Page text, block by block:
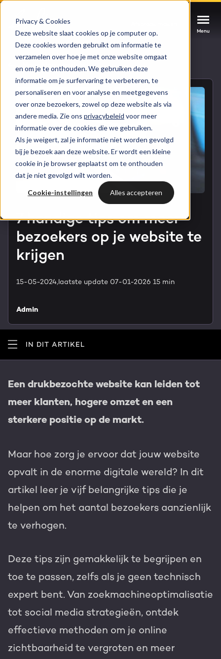
Privacy & Cookies
Deze website slaat cookies op je computer op.
Deze cookies worden gebruikt om informatie te
verzamelen over hoe je met onze website omgaat
en om je te onthouden. We gebruiken deze
informatie om je surfervaring te verbeteren, te
personaliseren en voor analyse en meetgegevens
over onze bezoekers, zowel op deze website als via
andere media. Zie ons privacybeleid voor meer
informatie over de cookies die we gebruiken.
Als je weigert, zal je informatie niet worden gevolgd
bij je bezoek aan deze website. Er wordt een kleine
cookie in je browser geplaatst om te onthouden
dat je niet gevolgd wilt worden.
Cookie-instellingen Alles accepteren
Menu
Menu
HUBSPOT SERVICES
HubSpot implementatie
HubSpot automations
HubSpot integraties
HubSpot maatwerk
Digital marketing
Content & design
AI services
HubSpot websites
Membership portals
Cases
Branches
Bright
WELKOM BIJ BRIGHT
Team
HubSpot partner
Werken bij
Inspiratie
Kennisbank
PORTAL REVIEW
Gratis portal scan
Nederlands Zoek
Menu
Could not loads results. Please refresh the
page.
Naar blogoverzicht
7 handige tips om meer
bezoekers op je website te
krijgen
15-05-2024,laatste update 07-01-2026 15 min
Admin
IN DIT ARTIKEL
Een drukbezochte website kan leiden tot
meer klanten, hogere omzet en een
sterkere positie op de markt.
Maar hoe zorg je ervoor dat jouw website
opvalt in de enorme digitale wereld? In dit
artikel leer je vijf belangrijke tips die je
helpen om het aantal bezoekers aanzienlijk
te verhogen.
Deze tips zijn gemakkelijk te begrijpen en
toe te passen, zelfs als je geen technisch
expert bent. Van zoekmachineoptimalisatie
tot social media strategieën, ontdek
effectieve methoden om je online
zichtbaarheid te vergroten en meer